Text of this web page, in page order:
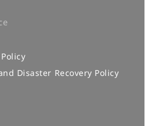
Disaster Recovery Policy